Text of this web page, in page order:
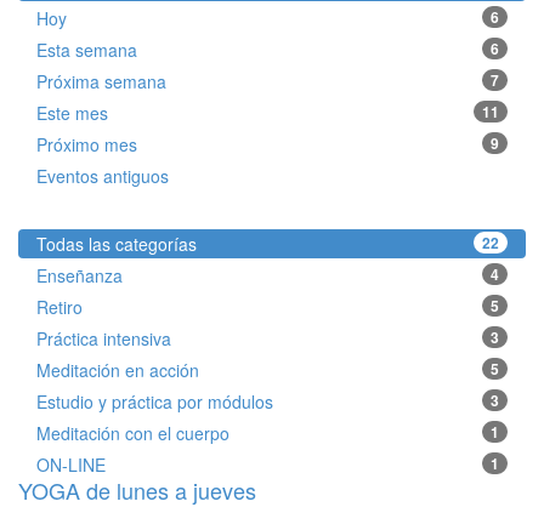
Hoy 6
Esta semana 6
Próxima semana 7
Este mes 11
Próximo mes 9
Eventos antiguos
Todas las categorías 22
Enseñanza 4
Retiro 5
Práctica intensiva 3
Meditación en acción 5
Estudio y práctica por módulos 3
Meditación con el cuerpo 1
ON-LINE 1
YOGA de lunes a jueves